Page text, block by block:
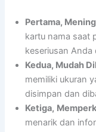
Pertama,
kartu nama saat
keseriusan
Kedua, Mudah
memiliki ukuran
disimpan dan
Ketiga,
menarik dan